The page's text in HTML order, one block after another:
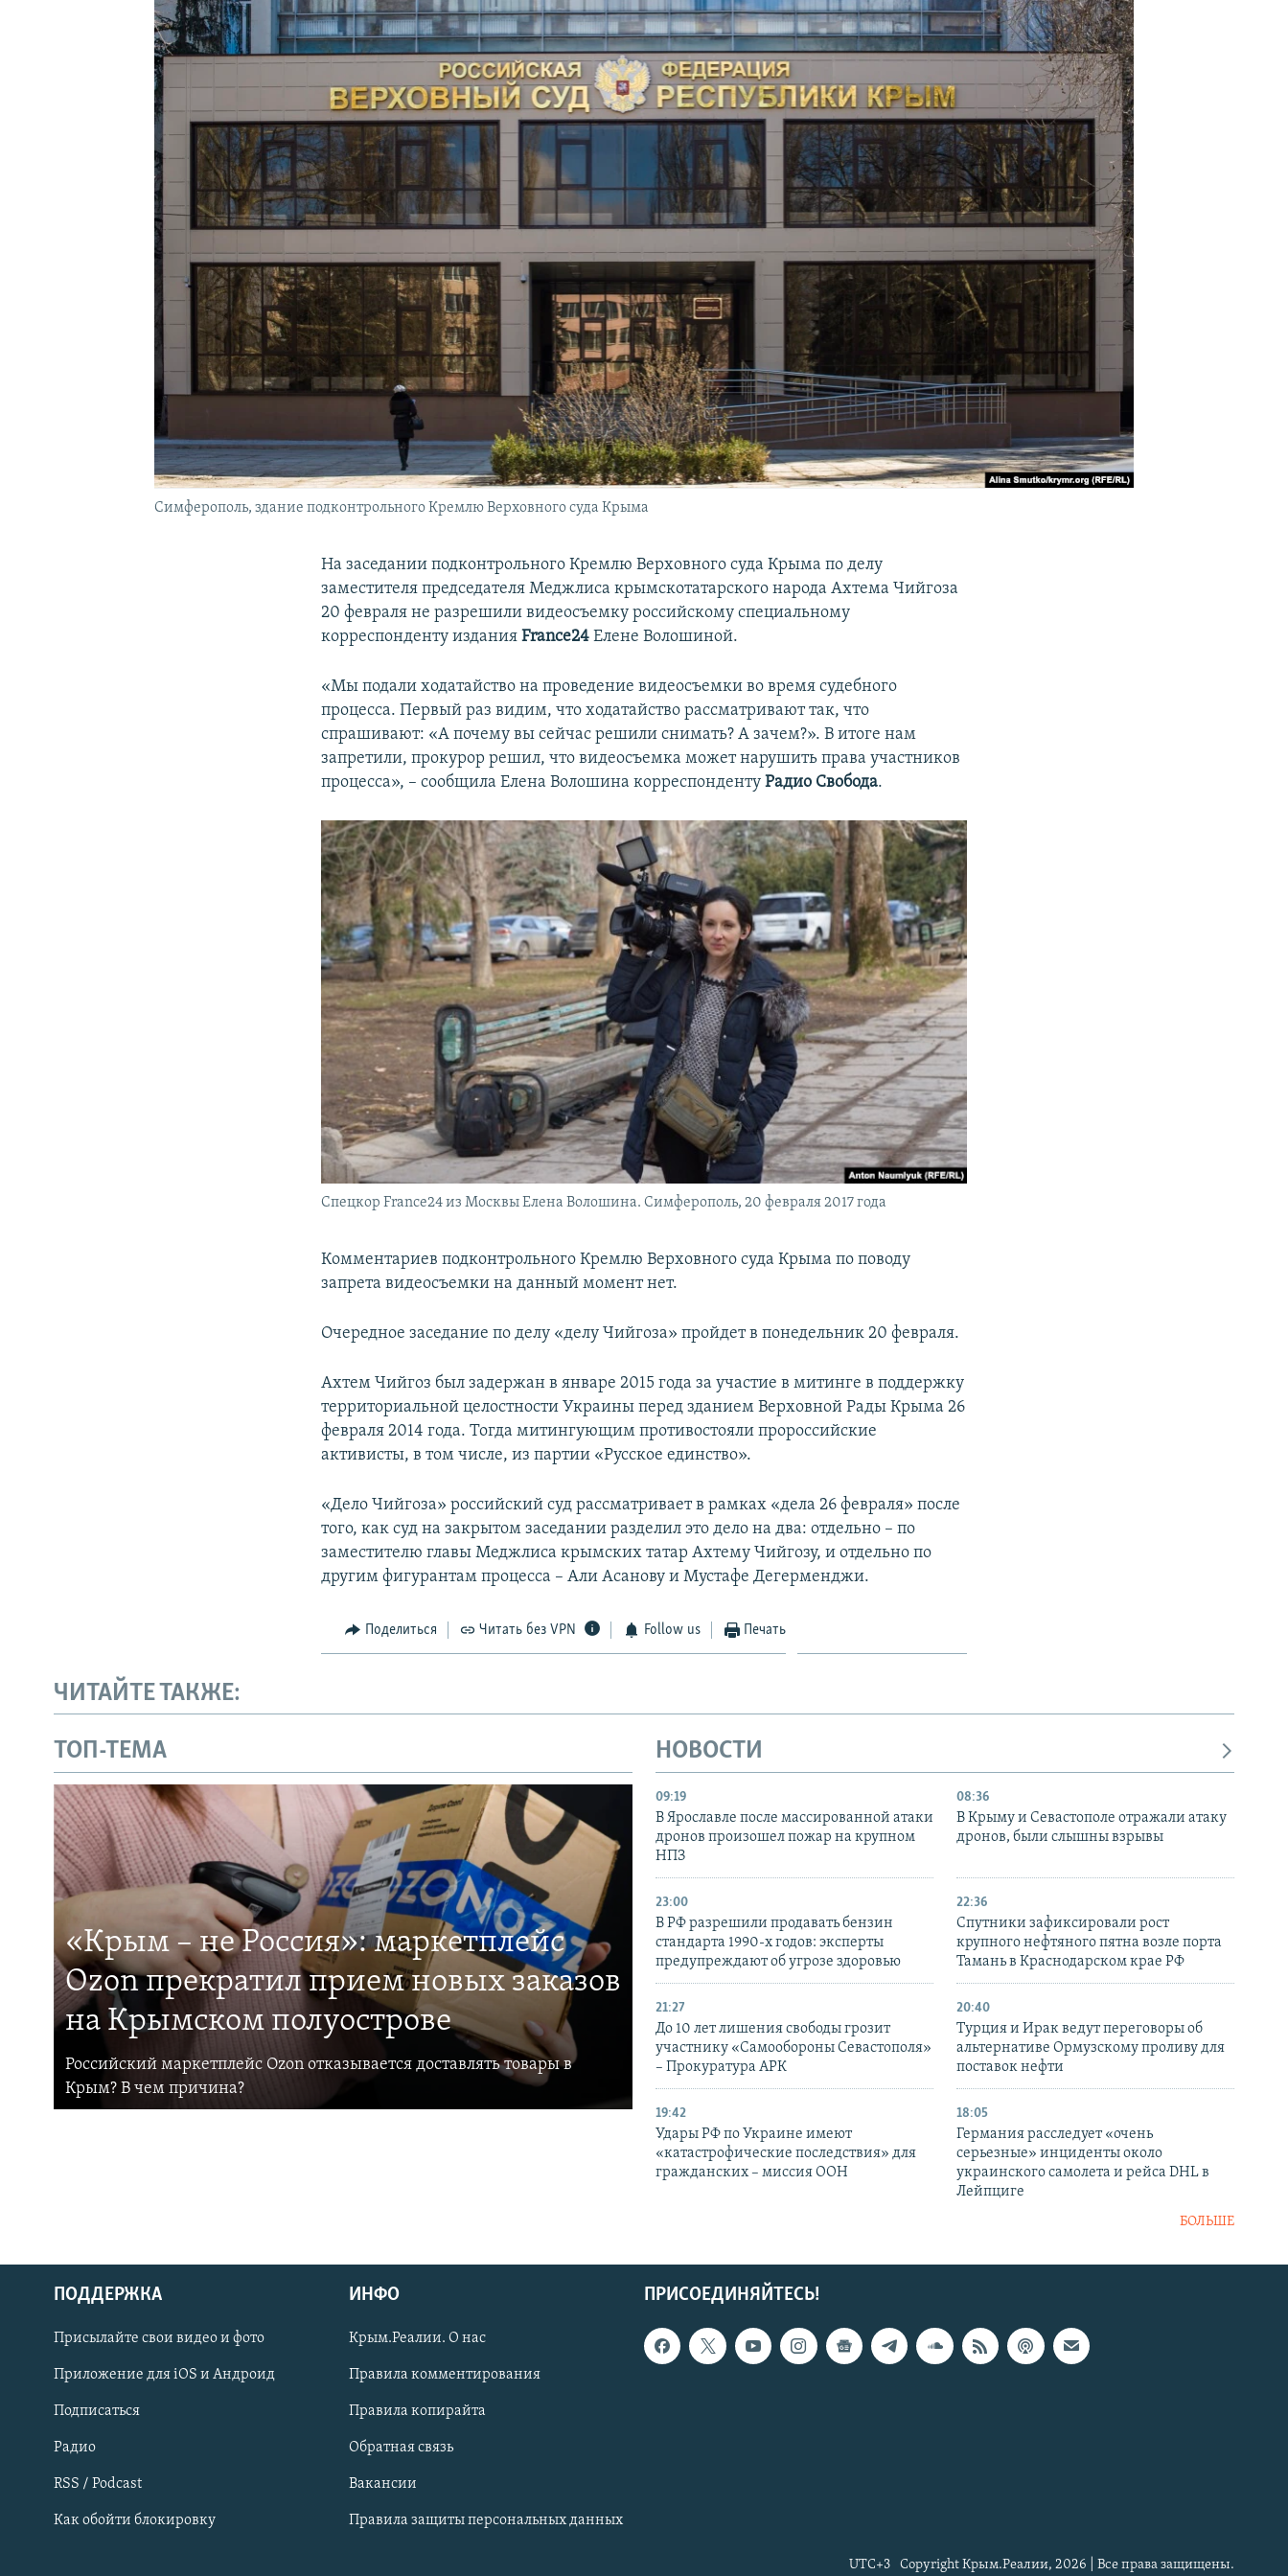
КРЫМ.НЕПОКОРЕННЫЙ
УКРАИНСКАЯ ПРОБЛЕМА КРЫМА
Українською
Qırımtatar
ПРИСОЕДИНЯЙТЕСЬ!
Симферополь, здание подконтрольного Кремлю Верховного суда Крыма
На заседании подконтрольного Кремлю Верховного суда Крыма по делу
заместителя председателя Меджлиса крымскотатарского народа Ахтема Чийгоза
20 февраля не разрешили видеосъемку российскому специальному
корреспонденту изданияFrance24 Елене Волошиной.
«Мы подали ходатайство на проведение видеосъемки во время судебного
процесса. Первый раз видим, что ходатайство рассматривают так, что
спрашивают: «А почему вы сейчас решили снимать? А зачем?». В итоге нам
запретили, прокурор решил, что видеосъемка может нарушить права участников
процесса», – сообщила Елена Волошина корреспондентуРадио Свобода.
Спецкор France24 из Москвы Елена Волошина. Симферополь, 20 февраля 2017 года
Комментариев подконтрольного Кремлю Верховного суда Крыма по поводу
запрета видеосъемки на данный момент нет.
Очередное заседание по делу «делу Чийгоза» пройдет в понедельник 20 февраля.
Ахтем Чийгоз был задержан в январе 2015 года за участие в митинге в поддержку
территориальной целостности Украины перед зданием Верховной Рады Крыма 26
февраля 2014 года. Тогда митингующим противостояли пророссийские
активисты, в том числе, из партии «Русское единство».
«Дело Чийгоза» российский суд рассматривает в рамках «дела 26 февраля» после
того, как суд на закрытом заседании разделил это дело на два: отдельно – по
заместителю главы Меджлиса крымских татар Ахтему Чийгозу, и отдельно по
другим фигурантам процесса – Али Асанову и Мустафе Дегерменджи.
Поделиться Читать без VPN Follow us Печать
ЧИТАЙТЕ ТАКЖЕ:
ТОП-ТЕМА
«Крым – не Россия»: маркетплейс
Ozon прекратил прием новых заказов
на Крымском полуострове
Российский маркетплейс Ozon отказывается доставлять товары в
Крым? В чем причина?
НОВОСТИ
09:19
В Ярославле после массированной атаки
дронов произошел пожар на крупном
НПЗ
08:36
В Крыму и Севастополе отражали атаку
дронов, были слышны взрывы
23:00
В РФ разрешили продавать бензин
стандарта 1990-х годов: эксперты
предупреждают об угрозе здоровью
22:36
Спутники зафиксировали рост
крупного нефтяного пятна возле порта
Тамань в Краснодарском крае РФ
21:27
До 10 лет лишения свободы грозит
участнику «Самообороны Севастополя»
– Прокуратура АРК
20:40
Турция и Ирак ведут переговоры об
альтернативе Ормузскому проливу для
поставок нефти
19:42
Удары РФ по Украине имеют
«катастрофические последствия» для
гражданских – миссия ООН
18:05
Германия расследует «очень
серьезные» инциденты около
украинского самолета и рейса DHL в
Лейпциге
БОЛЬШЕ
ПРИСОЕДИНЯЙТЕСЬ!
ПОДДЕРЖКА
Присылайте свои видео и фото
Приложение для iOS и Андроид
Подписаться
Радио
RSS / Podcast
Как обойти блокировку
ИНФО
Крым.Реалии. О нас
Правила комментирования
Правила копирайта
Обратная связь
Вакансии
Правила защиты персональных данных
Copyright Крым.Реалии, 2026 | Все права защищены.
UTC+3